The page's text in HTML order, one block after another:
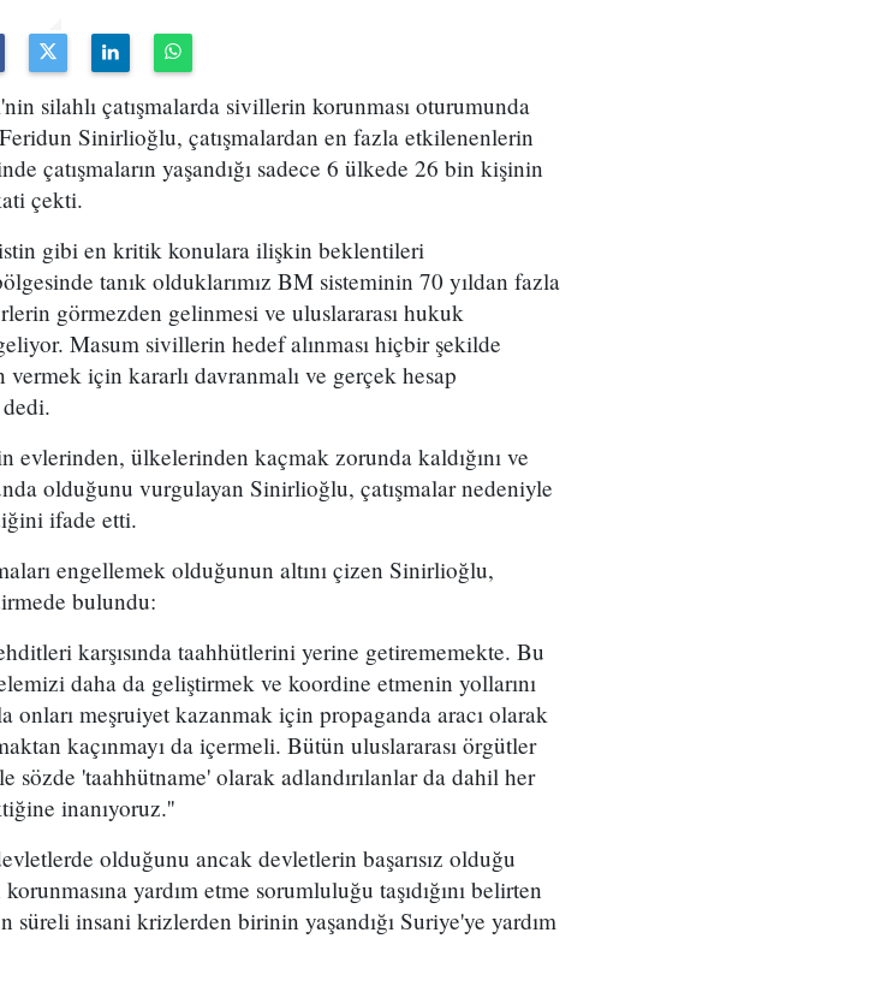
silahlı çatışmalarda sivillerin korunması oturumunda
Sinirlioğlu, çatışmalardan en fazla etkilenenlerin
çatışmaların yaşandığı sadece 6 ülkede 26 bin kişinin
çekti.
gibi en kritik konulara ilişkin beklentileri
tanık olduklarımız BM sisteminin 70 yıldan fazla
görmezden gelinmesi ve uluslararası hukuk
Masum sivillerin hedef alınması hiçbir şekilde
vermek için kararlı davranmalı ve gerçek hesap
ülkelerinden kaçmak zorunda kaldığını ve
olduğunu vurgulayan Sinirlioğlu, çatışmalar nedeniyle
ifade etti.
engellemek olduğunun altını çizen Sinirlioğlu,
bulundu:
karşısında taahhütlerini yerine getirememekte. Bu
daha da geliştirmek ve koordine etmenin yollarını
onları meşruiyet kazanmak için propaganda aracı olarak
kaçınmayı da içermeli. Bütün uluslararası örgütler
'taahhütname' olarak adlandırılanlar da dahil her
inanıyoruz.''
olduğunu ancak devletlerin başarısız olduğu
yardım etme sorumluluğu taşıdığını belirten
insani krizlerden birinin yaşandığı Suriye'ye yardım